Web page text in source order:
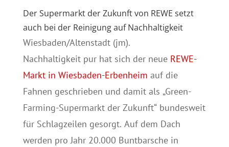
Der Supermarkt der Zukunft von REWE setzt
auch bei der Reinigung auf Nachhaltigkeit
Wiesbaden/Altenstadt (jm).
Nachhaltigkeit pur hat sich der neue REWE-
Markt in Wiesbaden-Erbenheim auf die
Fahnen geschrieben und damit als „Green-
Farming-Supermarkt der Zukunft“ bundesweit
für Schlagzeilen gesorgt. Auf dem Dach
werden pro Jahr 20.000 Buntbarsche in